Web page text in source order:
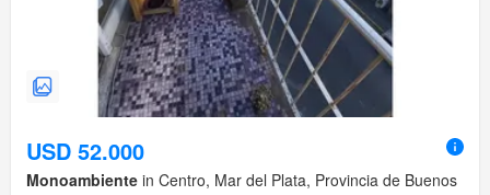
USD 52.000
Monoambiente in Centro, Mar del Plata, Provincia de Buenos